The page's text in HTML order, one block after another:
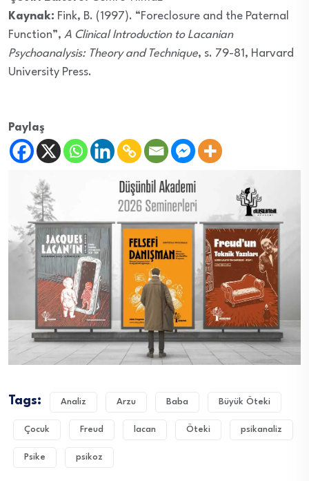
Kaynak: Fink, B. (1997). “Foreclosure and the Paternal
Function”, A Clinical Introduction to Lacanian
Psychoanalysis: Theory and Technique, s. 79-81, Harvard
University Press.
Paylaş
Tags: Analiz Arzu Baba Büyük Öteki
Çocuk Freud lacan Öteki psikanaliz
Psike psikoz